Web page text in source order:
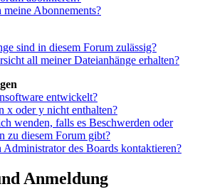
Abonnements?
sind in diesem Forum zulässig?
all meiner Dateianhänge erhalten?
entwickelt?
x oder y nicht enthalten?
wenden, falls es Beschwerden oder
zu diesem Forum gibt?
des Boards kontaktieren?
Anmeldung